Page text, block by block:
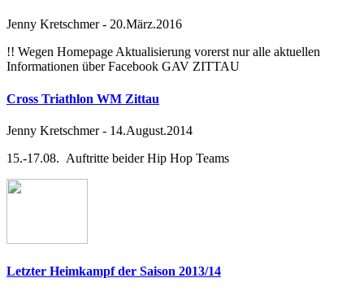
Jenny Kretschmer- 20.März.2016
!! Wegen Homepage Aktualisierung vorerst nur alle aktuellen
Informationen über Facebook GAV ZITTAU
Cross Triathlon WM Zittau
Jenny Kretschmer- 14.August.2014
15.-17.08. Auftritte beider Hip Hop Teams
Letzter Heimkampf der Saison 2013/14